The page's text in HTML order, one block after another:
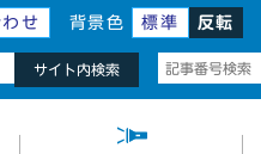
せ 背景色 標準 反転
サイト内検索